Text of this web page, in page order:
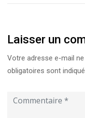
Laisser un
Votre adresse e-mail
obligatoires sont